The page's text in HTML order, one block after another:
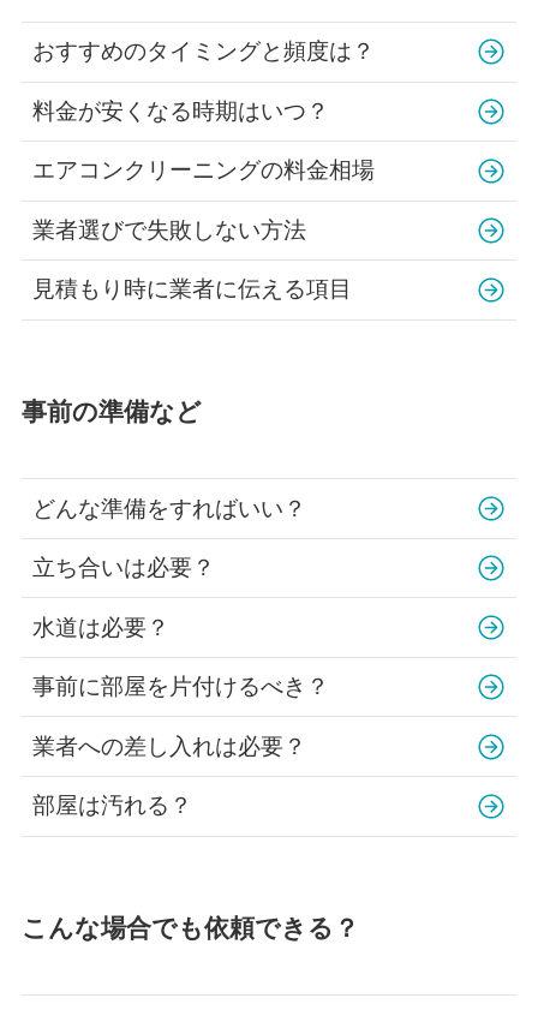
おすすめのタイミングと頻度は？
料金が安くなる時期はいつ？
エアコンクリーニングの料金相場
業者選びで失敗しない方法
見積もり時に業者に伝える項目
事前の準備など
どんな準備をすればいい？
立ち合いは必要？
水道は必要？
事前に部屋を片付けるべき？
業者への差し入れは必要？
部屋は汚れる？
こんな場合でも依頼できる？